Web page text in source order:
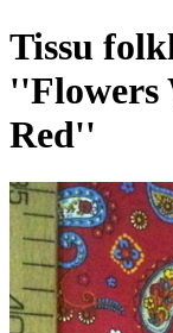
Tissu
''Flowers
Red''